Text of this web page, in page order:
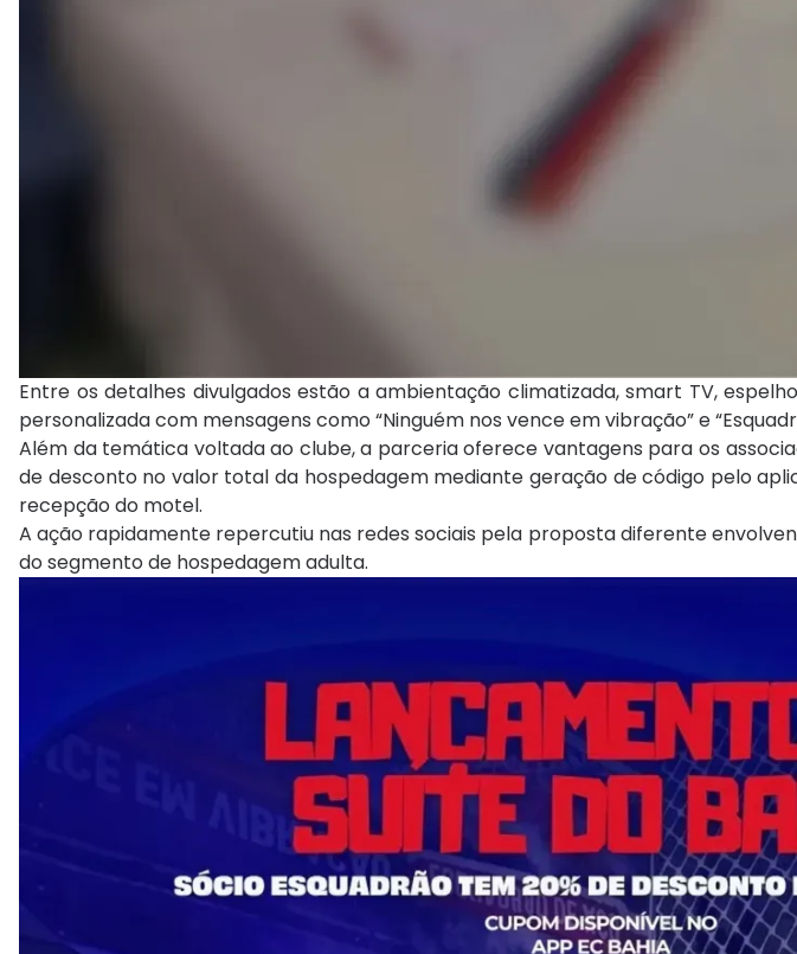
Entre os detalhes divulgados estão a ambientação climatizada, smart TV,
personalizada com mensagens como “Ninguém nos vence em vibração” e
Além da temática voltada ao clube, a parceria oferece vantagens para os
de desconto no valor total da hospedagem mediante geração de código pelo
recepção do motel.
A ação rapidamente repercutiu nas redes sociais pela proposta diferente
do segmento de hospedagem adulta.